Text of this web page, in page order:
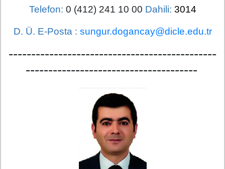
Telefon: 0 (412) 241 10 00 Dahili: 3014
D. Ü. E-Posta : sungur.dogancay@dicle.edu.tr
----------------------------------------------
--------------------------------------